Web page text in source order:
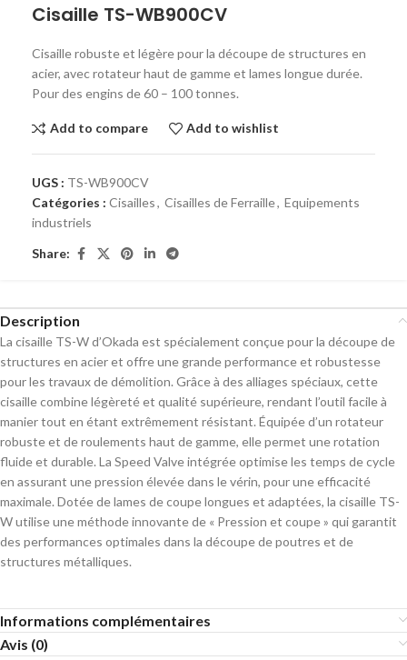
Cisaille TS-WB900CV
Cisaille robuste et légère pour la découpe de structures en
acier, avec rotateur haut de gamme et lames longue durée.
Pour des engins de 60 – 100 tonnes.
Add to compare Add to wishlist
UGS : TS-WB900CV
Catégories : Cisailles, Cisailles de Ferraille, Equipements
industriels
Share:
Description
La cisaille TS-W d’Okada est spécialement conçue pour la découpe de
structures en acier et offre une grande performance et robustesse
pour les travaux de démolition. Grâce à des alliages spéciaux, cette
cisaille combine légèreté et qualité supérieure, rendant l’outil facile à
manier tout en étant extrêmement résistant. Équipée d’un rotateur
robuste et de roulements haut de gamme, elle permet une rotation
fluide et durable. La Speed Valve intégrée optimise les temps de cycle
en assurant une pression élevée dans le vérin, pour une efficacité
maximale. Dotée de lames de coupe longues et adaptées, la cisaille TS-
W utilise une méthode innovante de « Pression et coupe » qui garantit
des performances optimales dans la découpe de poutres et de
structures métalliques.
Informations complémentaires
Avis (0)